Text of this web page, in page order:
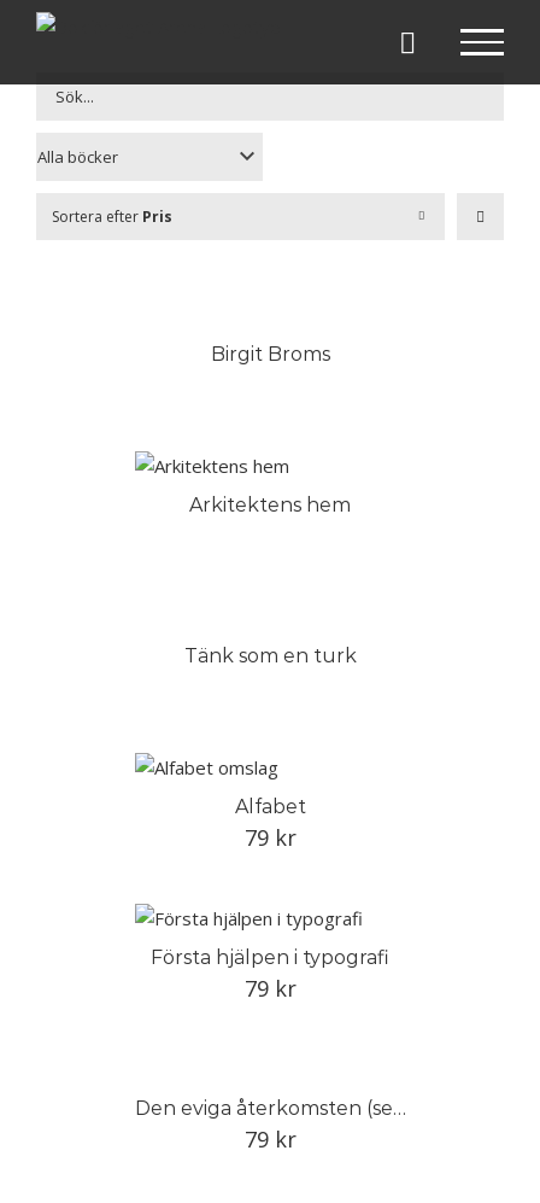
Fortsätt
Sortera efter Pris
Birgit Broms
Arkitektens hem
Tänk som en turk
Alfabet
79 kr
Första hjälpen i typografi
79 kr
Den eviga återkomsten (serietidning)
79 kr